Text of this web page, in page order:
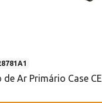
de Ar Primário Case CE